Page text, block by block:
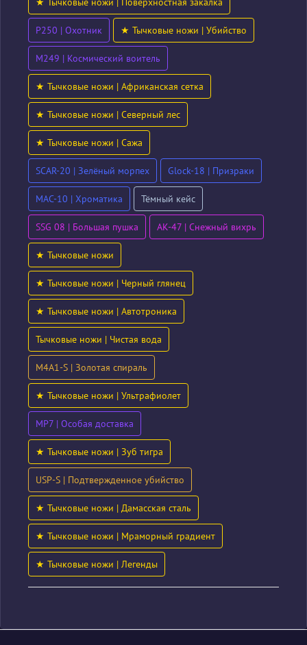
P250 | Охотник ★ Тычковые ножи | Убийство
M249 | Космический воитель
★ Тычковые ножи | Африканская сетка
★ Тычковые ножи | Северный лес
★ Тычковые ножи | Сажа
SCAR-20 | Зелёный морпех Glock-18 | Призраки
MAC-10 | Хроматика Тёмный кейс
SSG 08 | Большая пушка AK-47 | Снежный вихрь
★ Тычковые ножи
★ Тычковые ножи | Черный глянец
★ Тычковые ножи | Автотроника
Тычковые ножи | Чистая вода
M4A1-S | Золотая спираль
★ Тычковые ножи | Ультрафиолет
MP7 | Особая доставка
★ Тычковые ножи | Зуб тигра
USP-S | Подтвержденное убийство
★ Тычковые ножи | Дамасская сталь
★ Тычковые ножи | Мраморный градиент
★ Тычковые ножи | Легенды